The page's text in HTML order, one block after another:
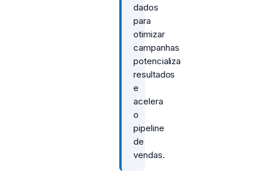
dados
para
otimizar
campanhas
potencializa
resultados
e
acelera
o
pipeline
de
vendas.